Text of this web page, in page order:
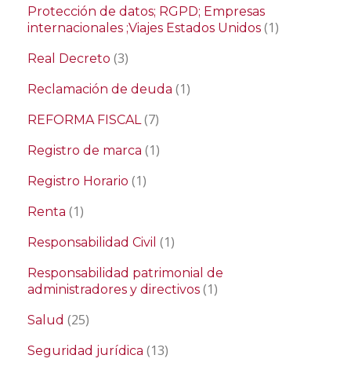
Protección de datos; RGPD; Empresas
internacionales ;Viajes Estados Unidos (1)
Real Decreto (3)
Reclamación de deuda (1)
REFORMA FISCAL(7)
Registro de marca (1)
Registro Horario (1)
Renta (1)
Responsabilidad Civil (1)
Responsabilidad patrimonial de
administradores y directivos (1)
Salud (25)
Seguridad jurídica (13)